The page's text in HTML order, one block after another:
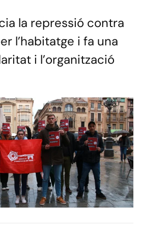
la repressió contra
l’habitatge i fa una
i l’organització